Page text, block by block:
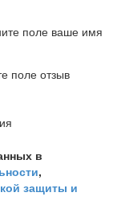
поле ваше имя
поле отзыв
в
,
защиты и